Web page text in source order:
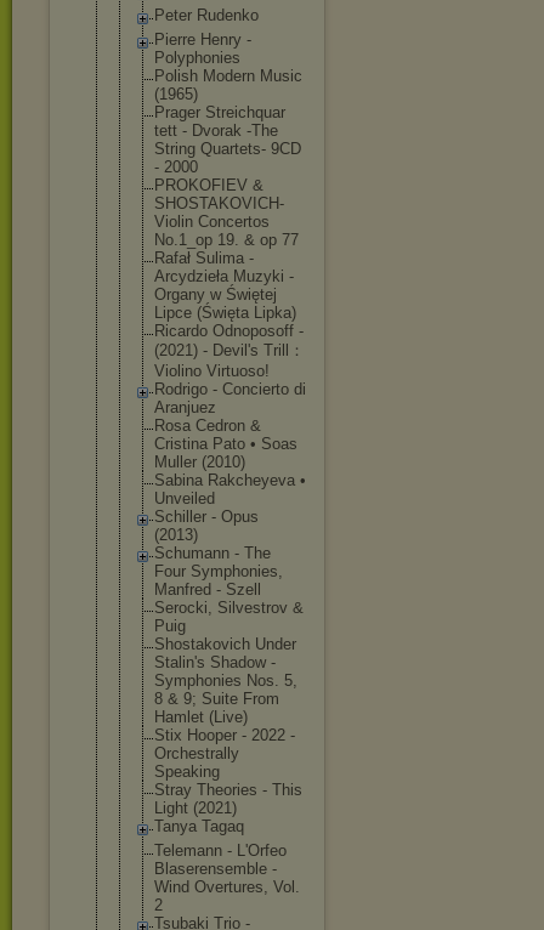
Peter Rudenko
Pierre Henry -
Polyphonies
Polish Modern Music
(1965)
Prager Streichquar
tett - Dvorak -The
String Quartets- 9CD
- 2000
PROKOFIEV &
SHOSTAKOVICH-
Violin Concertos
No.1_op 19. & op 77
Rafał Sulima -
Arcydzieła Muzyki -
Organy w Świętej
Lipce (Święta Lipka)
Ricardo Odnoposoff -
(2021) - Devil's Trill：
Violino Virtuoso!
Rodrigo - Concierto di
Aranjuez
Rosa Cedron &
Cristina Pato • Soas
Muller (2010)
Sabina Rakcheyeva •
Unveiled
Schiller - Opus
(2013)
Schumann - The
Four Symphonies,
Manfred - Szell
Serocki, Silvestrov &
Puig
Shostakovic h Under
Stalin's Shadow -
Symphonies Nos. 5,
8 & 9; Suite From
Hamlet (Live)
Stix Hooper - 2022 -
Orchestrall y
Speaking
Stray Theories - This
Light (2021)
Tanya Tagaq
Telemann - L'Orfeo
Blaserensem ble -
Wind Overtures, Vol.
2
Tsubaki Trio -